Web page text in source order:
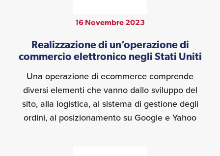
16 Novembre 2023
Realizzazione di un’operazione di
commercio elettronico negli Stati Uniti
Una operazione di ecommerce comprende
diversi elementi che vanno dallo sviluppo del
sito, alla logistica, al sistema di gestione degli
ordini, al posizionamento su Google e Yahoo